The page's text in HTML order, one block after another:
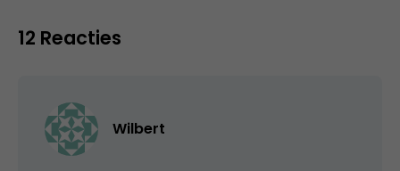
12 Reacties
Wilbert